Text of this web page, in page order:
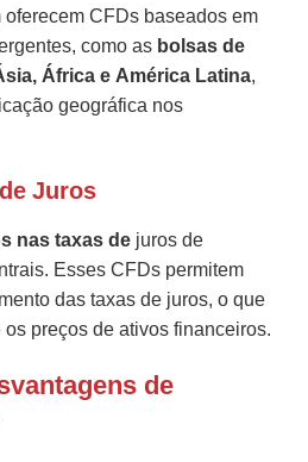
CFDs baseados em
como as bolsas de
África e América Latina,
geográfica nos
Juros
nas taxas de juros de
Esses CFDs permitem
das taxas de juros, o que
preços de ativos financeiros.
de